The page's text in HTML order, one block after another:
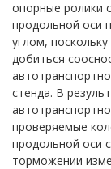
опорные ролики
продольной оси
углом,
добиться
стенда. В
проверяемые
продольной оси
торможении